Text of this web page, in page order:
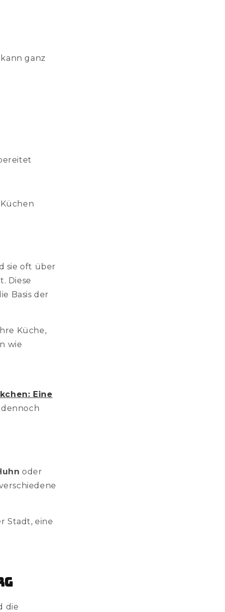
ganz
sie oft über
Diese
Basis der
Küche,
wie
Eine
oder
Stadt, eine
die